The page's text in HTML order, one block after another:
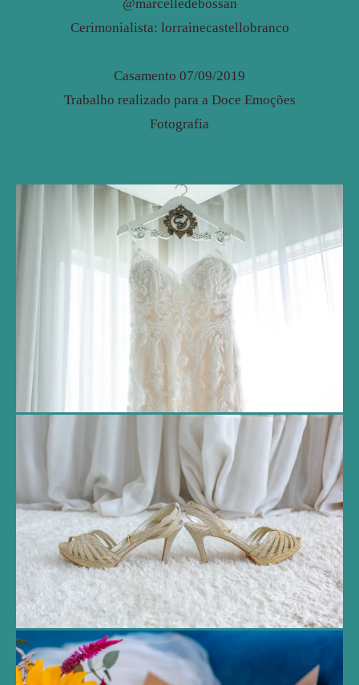
@marcelledebossan
Cerimonialista: lorrainecastellobranco
Casamento 07/09/2019
Trabalho realizado para a Doce Emoções
Fotografia